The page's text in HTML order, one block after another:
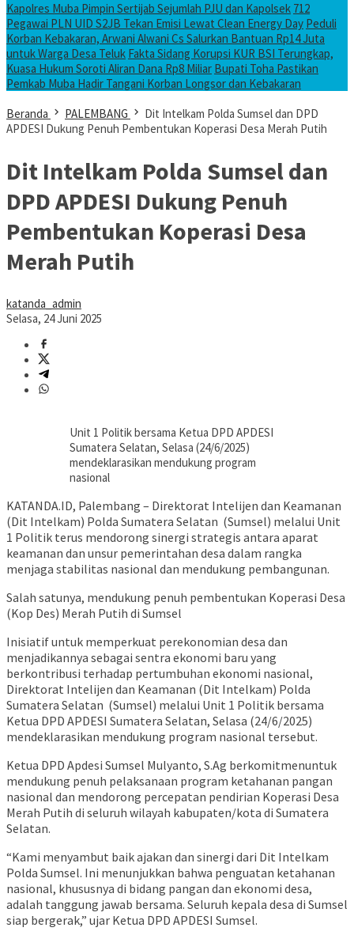
Kapolres Muba Pimpin Sertijab Sejumlah PJU dan Kapolsek 712
Pegawai PLN UID S2JB Tekan Emisi Lewat Clean Energy Day Peduli
Korban Kebakaran, Arwani Alwani Cs Salurkan Bantuan Rp14 Juta
untuk Warga Desa Teluk Fakta Sidang Korupsi KUR BSI Terungkap,
Kuasa Hukum Soroti Aliran Dana Rp8 Miliar Bupati Toha Pastikan
Pemkab Muba Hadir Tangani Korban Longsor dan Kebakaran
Beranda
PALEMBANG
Dit Intelkam Polda Sumsel dan DPD
APDESI Dukung Penuh Pembentukan Koperasi Desa Merah Putih
Dit Intelkam Polda Sumsel dan
DPD APDESI Dukung Penuh
Pembentukan Koperasi Desa
Merah Putih
katanda_admin
Selasa, 24 Juni 2025
Unit 1 Politik bersama Ketua DPD APDESI
Sumatera Selatan, Selasa (24/6/2025)
mendeklarasikan mendukung program
nasional
KATANDA.ID, Palembang – Direktorat Intelijen dan Keamanan
(Dit Intelkam) Polda Sumatera Selatan (Sumsel) melalui Unit
1 Politik terus mendorong sinergi strategis antara aparat
keamanan dan unsur pemerintahan desa dalam rangka
menjaga stabilitas nasional dan mendukung pembangunan.
Salah satunya, mendukung penuh pembentukan Koperasi Desa
(Kop Des) Merah Putih di Sumsel
Inisiatif untuk memperkuat perekonomian desa dan
menjadikannya sebagai sentra ekonomi baru yang
berkontribusi terhadap pertumbuhan ekonomi nasional,
Direktorat Intelijen dan Keamanan (Dit Intelkam) Polda
Sumatera Selatan (Sumsel) melalui Unit 1 Politik bersama
Ketua DPD APDESI Sumatera Selatan, Selasa (24/6/2025)
mendeklarasikan mendukung program nasional tersebut.
Ketua DPD Apdesi Sumsel Mulyanto, S.Ag berkomitmenuntuk
mendukung penuh pelaksanaan program ketahanan pangan
nasional dan mendorong percepatan pendirian Koperasi Desa
Merah Putih di seluruh wilayah kabupaten/kota di Sumatera
Selatan.
“Kami menyambut baik ajakan dan sinergi dari Dit Intelkam
Polda Sumsel. Ini menunjukkan bahwa penguatan ketahanan
nasional, khususnya di bidang pangan dan ekonomi desa,
adalah tanggung jawab bersama. Seluruh kepala desa di Sumsel
siap bergerak,” ujar Ketua DPD APDESI Sumsel.